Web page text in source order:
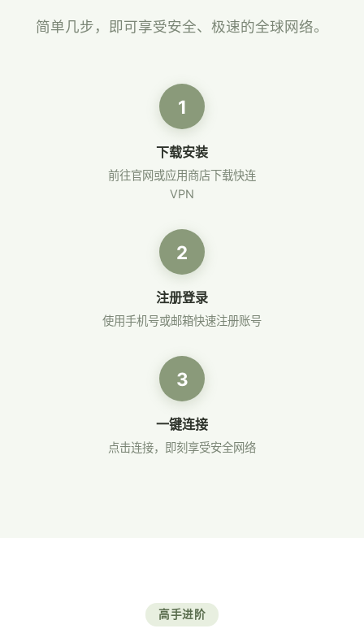
简单几步，即可享受安全、极速的全球网络。
1
下载安装
前往官网或应用商店下载快连
VPN
2
注册登录
使用手机号或邮箱快速注册账号
3
一键连接
点击连接，即刻享受安全网络
高手进阶